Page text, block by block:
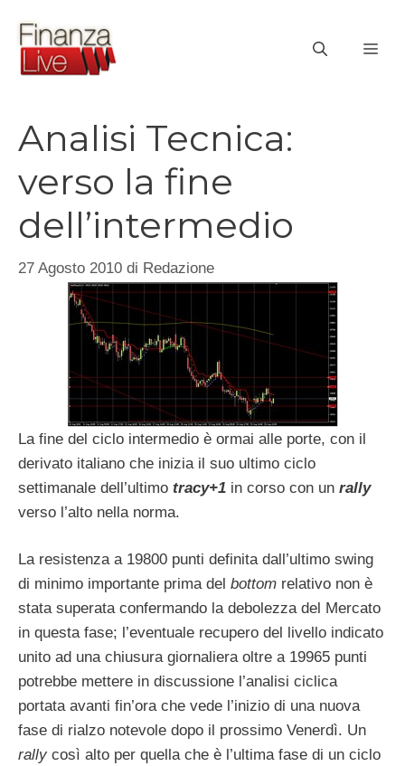
contenuto
Analisi Tecnica:
verso la fine
dell’intermedio
27 Agosto 2010 di Redazione
La fine del ciclo intermedio è ormai alle porte, con il
derivato italiano che inizia il suo ultimo ciclo
settimanale dell’ultimo tracy+1 in corso con un rally
verso l’alto nella norma.
La resistenza a 19800 punti definita dall’ultimo swing
di minimo importante prima del bottom relativo non è
stata superata confermando la debolezza del Mercato
in questa fase; l’eventuale recupero del livello indicato
unito ad una chiusura giornaliera oltre a 19965 punti
potrebbe mettere in discussione l’analisi ciclica
portata avanti fin’ora che vede l’inizio di una nuova
fase di rialzo notevole dopo il prossimo Venerdì. Un
rally così alto per quella che è l’ultima fase di un ciclo